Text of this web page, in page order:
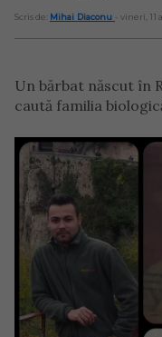
Scris de: Mihai Diaconu - vineri, 11
Un bărbat născut în
caută familia